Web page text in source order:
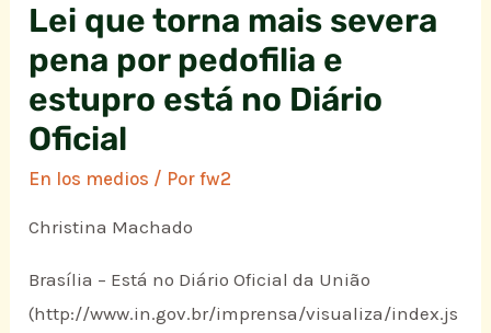
Lei que torna mais severa
pena por pedofilia e
estupro está no Diário
Oficial
En los medios / Porfw2
Christina Machado
Brasília – Está no Diário Oficial da União
(http://www.in.gov.br/imprensa/visualiza/index.js